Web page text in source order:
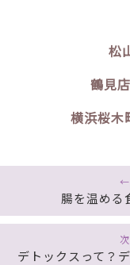
松
鶴見
横浜桜
腸を温める
デトックスって？